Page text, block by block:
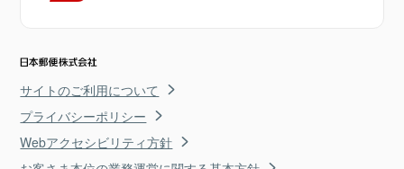
サイトのご利用について
プライバシーポリシー
Webアクセシビリティ方針